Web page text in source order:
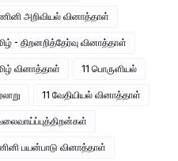
அறிவியல் வினாத்தாள்
- திறனறித்தேர்வு வினாத்தாள்
வினாத்தாள் 11 பொருளியல்
11 வேதியியல் வினாத்தாள்
பயன்பாடு வினாத்தாள்